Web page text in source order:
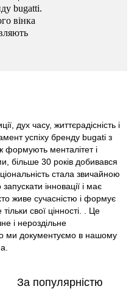
bugatti.
вінка
дух часу, життєрадісність і
успіху бренду bugati з
формують менталітет і
більше 30 років добивався
стала звичайною
інновації і має
живе сучасністю і формує
свої цінності. . Це
і нероздільне
ми документуємо в нашому
За популярністю